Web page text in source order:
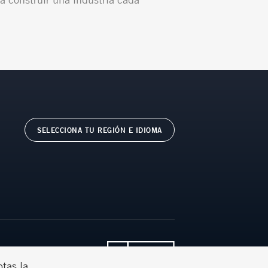
SELECCIONA TU REGIÓN E IDIOMA
© Ternium 2026